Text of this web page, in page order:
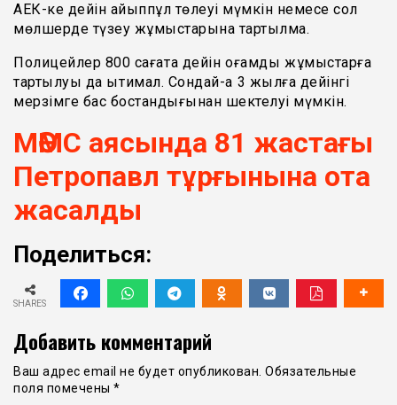
АЕК-ке дейін айыппұл төлеуі мүмкін немесе сол
мөлшерде түзеу жұмыстарына тартылмақ.
Полицейлер 800 сағатқа дейін қоғамдық жұмыстарға
тартылуы да ықтимал. Сондай-ақ 3 жылға дейінгі
мерзімге бас бостандығынан шектелуі мүмкін.
МӘМС аясында 81 жастағы
Петропавл тұрғынына ота
жасалды
Поделиться:
SHARES
Добавить комментарий
Ваш адрес email не будет опубликован. Обязательные
поля помечены *